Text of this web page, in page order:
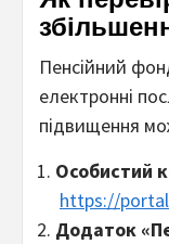
Пенсійний
електронні
підвищення
Особистий
https://
Додаток